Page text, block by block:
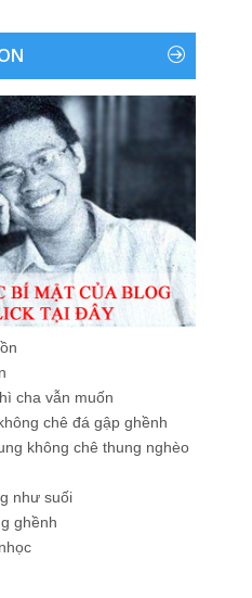
cha vẫn muốn
chê đá gập ghềnh
không chê thung nghèo
như suối
ghềnh